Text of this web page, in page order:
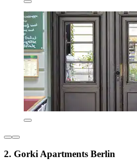
2. Gorki Apartments Berlin